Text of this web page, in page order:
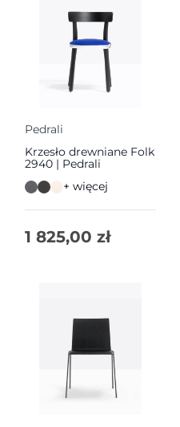
Pedrali
Krzesło drewniane Folk
2940 | Pedrali
+ więcej
1 825,00 zł